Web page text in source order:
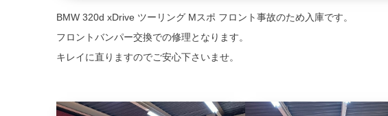
BMW 320d xDrive ツーリング Mスポ フロント事故のため入庫です。
フロントバンパー交換での修理となります。
キレイに直りますのでご安心下さいませ。